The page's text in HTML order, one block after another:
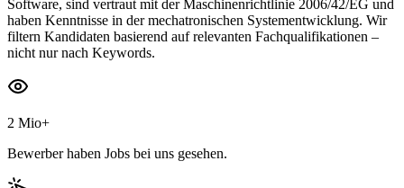
Software, sind vertraut mit der Maschinenrichtlinie 2006/42/EG und
haben Kenntnisse in der mechatronischen Systementwicklung. Wir
filtern Kandidaten basierend auf relevanten Fachqualifikationen –
nicht nur nach Keywords.
2 Mio+
Bewerber haben Jobs bei uns gesehen.